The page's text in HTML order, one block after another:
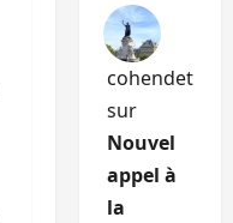
cohendet
sur
Nouvel
appel à
la